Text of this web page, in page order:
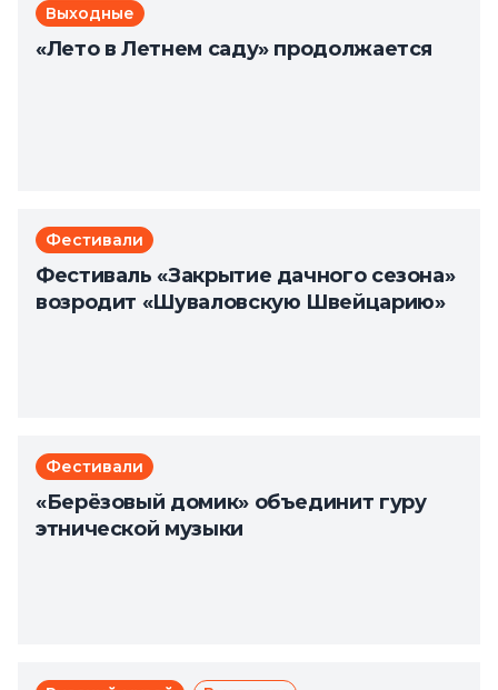
Выходные
«Лето в Летнем саду» продолжается
Фестивали
Фестиваль «Закрытие дачного сезона»
возродит «Шуваловскую Швейцарию»
Фестивали
«Берёзовый домик» объединит гуру
этнической музыки